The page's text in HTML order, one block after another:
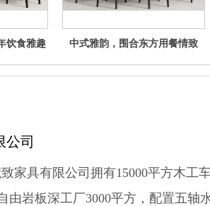
饮食雅趣 中式雅韵，围合东方用餐情致
公司
具有限公司拥有15000平方木工
由岩板深工厂3000平方，配置五轴